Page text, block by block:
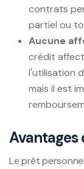
contrats
partiel ou
Aucune
crédit
l'utilisation
mais il est
Le prêt